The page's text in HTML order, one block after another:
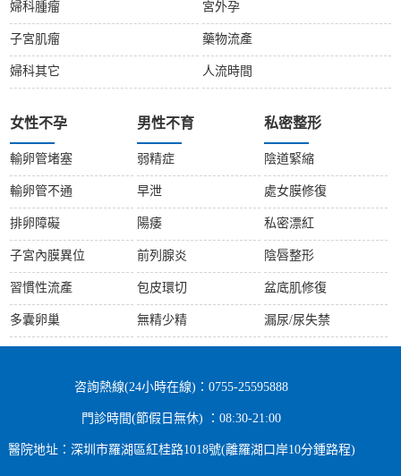
婦科腫瘤
子宮肌瘤
婦科其它
宮外孕
藥物流產
人流時間
女性不孕
輸卵管堵塞
輸卵管不通
排卵障礙
子宮內膜異位
習慣性流產
多囊卵巢
男性不育
弱精症
早泄
陽痿
前列腺炎
包皮環切
無精少精
私密整形
陰道緊縮
處女膜修復
私密漂紅
陰唇整形
盆底肌修復
漏尿/尿失禁
咨詢熱線(24小時在線)：0755-25595888
門診時間(節假日無休) ：08:30-21:00
醫院地址：深圳市羅湖區紅桂路1018號(離羅湖口岸10分鍾路程)